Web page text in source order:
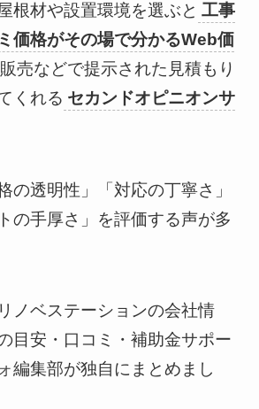
根材や設置環境を選ぶと 工事
価格がその場で分かるWeb価
売などで提示された見積もり
くれる セカンドオピニオンサ
の透明性」「対応の丁寧さ」
の手厚さ」を評価する声が多
ノベステーションの会社情
目安・口コミ・補助金サポー
編集部が独自にまとめまし